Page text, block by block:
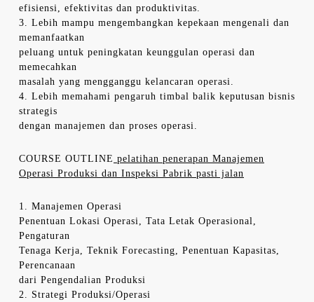
efisiensi, efektivitas dan produktivitas.
3. Lebih mampu mengembangkan kepekaan mengenali dan
memanfaatkan
peluang untuk peningkatan keunggulan operasi dan
memecahkan
masalah yang mengganggu kelancaran operasi.
4. Lebih memahami pengaruh timbal balik keputusan bisnis
strategis
dengan manajemen dan proses operasi.
COURSE OUTLINE pelatihan penerapan Manajemen
Operasi Produksi dan Inspeksi Pabrik pasti jalan
1. Manajemen Operasi
Penentuan Lokasi Operasi, Tata Letak Operasional,
Pengaturan
Tenaga Kerja, Teknik Forecasting, Penentuan Kapasitas,
Perencanaan
dari Pengendalian Produksi
2. Strategi Produksi/Operasi